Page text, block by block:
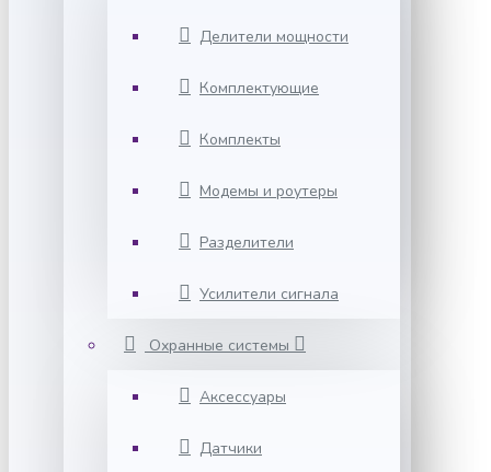
Делители мощности
Комплектующие
Комплекты
Модемы и роутеры
Разделители
Усилители сигнала
Охранные системы
Аксессуары
Датчики